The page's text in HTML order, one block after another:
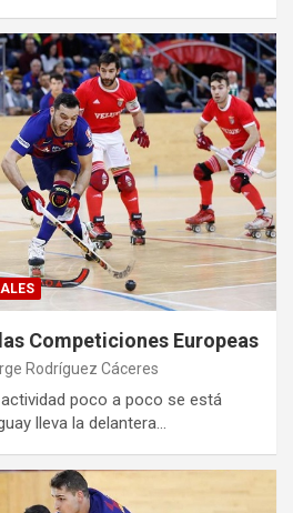
Competiciones Europeas
Rodríguez Cáceres
poco a poco se está
lleva la delantera…